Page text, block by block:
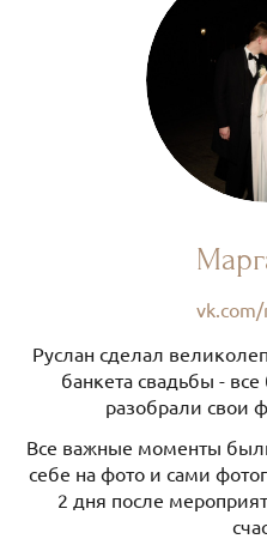
Руслан сделал
банкета свадьбы -
разобрали свои
Все важные моменты
себе на фото и сами
2 дня после